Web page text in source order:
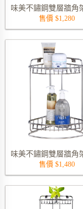
售價 $1,280
售價 $1,480